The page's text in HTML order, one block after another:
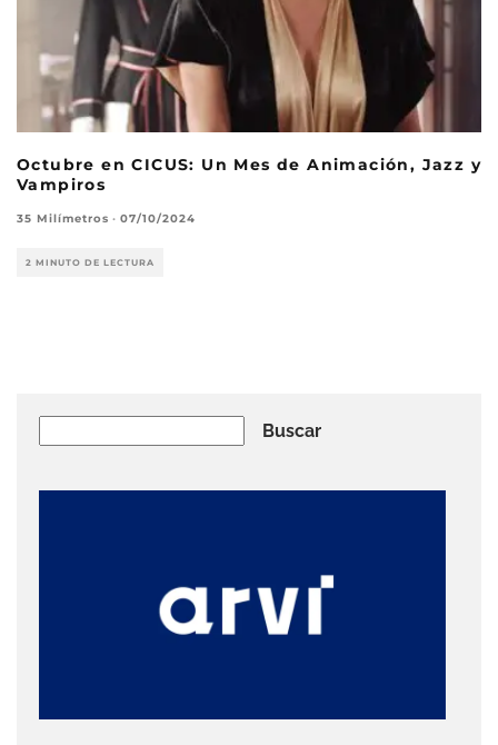
Octubre en CICUS: Un Mes de Animación, Jazz y
Vampiros
35 Milímetros · 07/10/2024
2 MINUTO DE LECTURA
Buscar